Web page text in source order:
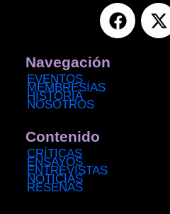
F
a
X
-
Navegación
EVENTOS
MEMBRESÍAS
HISTORIA
NOSOTROS
Contenido
CRÍTICAS
ENSAYOS
ENTREVISTAS
NOTICIAS
RESEÑAS